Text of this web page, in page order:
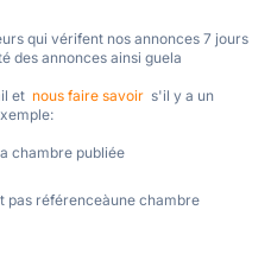
qui vérifent nos annonces 7 jours
des annonces ainsi guela
et nous faire savoir
  s'il y a un
chambre publiée
pas référenceàune chambre